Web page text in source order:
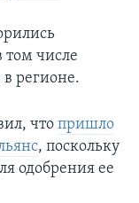
том числе
в регионе.
что пришло
, поскольку
одобрения ее